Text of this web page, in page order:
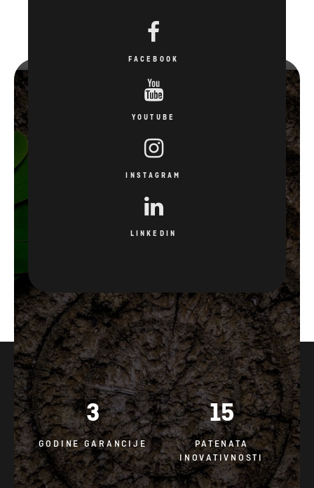
FACEBOOK
YOUTUBE
INSTAGRAM
LINKEDIN
3
GODINE GARANCIJE
15
PATENATA
INOVATIVNOSTI